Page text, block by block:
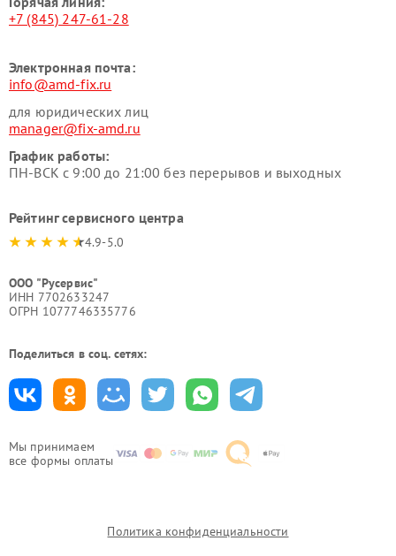
Мы принимаем
все формы оплаты
+7 (845) 247-61-28
Электронная почта:
info@amd-fix.ru
для юридических лиц
manager@fix-amd.ru
График работы:
ПН-ВСК с 9:00 до 21:00 без перерывов и выходных
Рейтинг сервисного центра
4.9-5.0
ООО "Русервис"
ИНН 7702633247
ОГРН 1077746335776
Поделиться в соц. сетях:
Политика конфиденциальности